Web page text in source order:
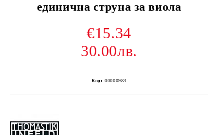
единична струна за виола
€15.34
30.00лв.
Код: 00000983